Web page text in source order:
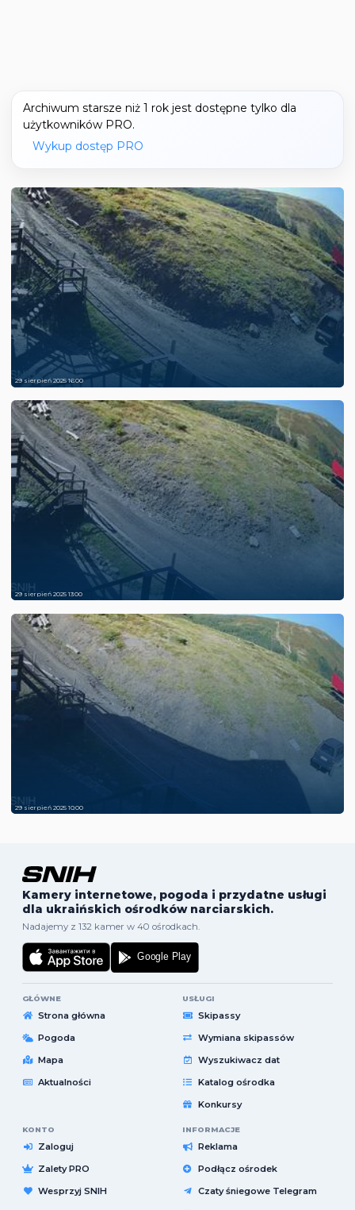
Archiwum starsze niż 1 rok jest dostępne tylko dla
użytkowników PRO.
Wykup dostęp PRO
29 sierpień 2025 16:00
29 sierpień 2025 13:00
29 sierpień 2025 10:00
Kamery internetowe, pogoda i przydatne usługi
dla ukraińskich ośrodków narciarskich.
Nadajemy z 132 kamer w 40 ośrodkach.
GŁÓWNE
Strona główna
Pogoda
Mapa
Aktualności
USŁUGI
Skipassy
Wymiana skipassów
Wyszukiwacz dat
Katalog ośrodka
Konkursy
KONTO
Zaloguj
Zalety PRO
Wesprzyj SNIH
INFORMACJE
Reklama
Podłącz ośrodek
Czaty śniegowe Telegram